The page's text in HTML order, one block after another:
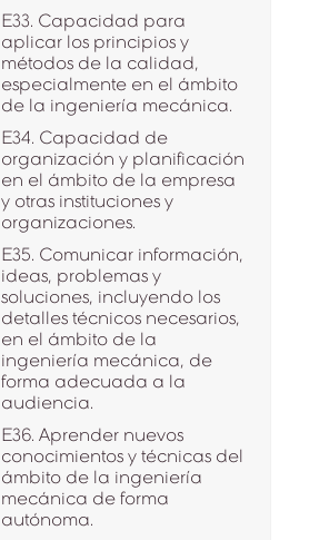
E33. Capacidad para
aplicar los principios y
métodos de la calidad,
especialmente en el ámbito
de la ingeniería mecánica.
E34. Capacidad de
organización y planificación
en el ámbito de la empresa
y otras instituciones y
organizaciones.
E35. Comunicar información,
ideas, problemas y
soluciones, incluyendo los
detalles técnicos necesarios,
en el ámbito de la
ingeniería mecánica, de
forma adecuada a la
audiencia.
E36. Aprender nuevos
conocimientos y técnicas del
ámbito de la ingeniería
mecánica de forma
autónoma.